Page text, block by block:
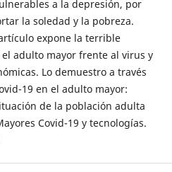
a la depresión, por
la soledad y la pobreza.
expone la terrible
adulto mayor frente al virus y
Lo demuestro a través
19 en el adulto mayor:
de la población adulta
Covid-19 y tecnologías.